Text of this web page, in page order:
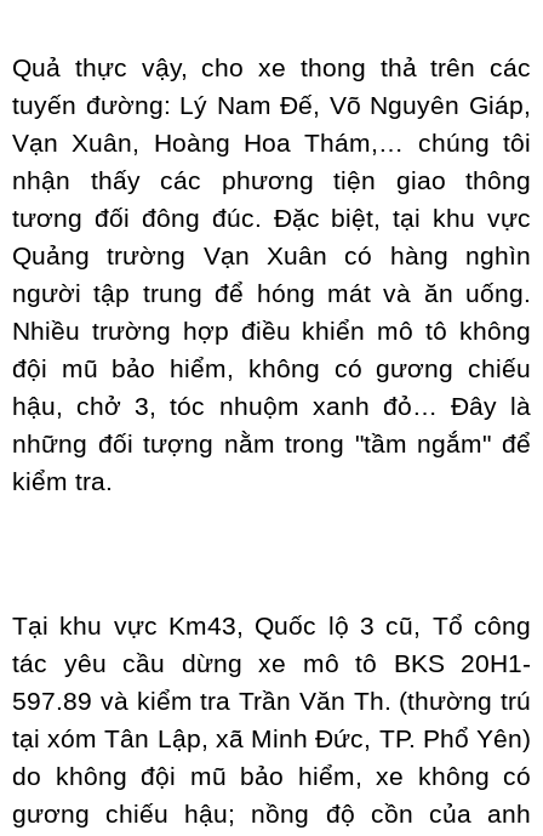
Quả thực vậy, cho xe thong thả trên các
tuyến đường: Lý Nam Đế, Võ Nguyên Giáp,
Vạn Xuân, Hoàng Hoa Thám,… chúng tôi
nhận thấy các phương tiện giao thông
tương đối đông đúc. Đặc biệt, tại khu vực
Quảng trường Vạn Xuân có hàng nghìn
người tập trung để hóng mát và ăn uống.
Nhiều trường hợp điều khiển mô tô không
đội mũ bảo hiểm, không có gương chiếu
hậu, chở 3, tóc nhuộm xanh đỏ… Đây là
những đối tượng nằm trong "tầm ngắm" để
kiểm tra.
Tại khu vực Km43, Quốc lộ 3 cũ, Tổ công
tác yêu cầu dừng xe mô tô BKS 20H1-
597.89 và kiểm tra Trần Văn Th. (thường trú
tại xóm Tân Lập, xã Minh Đức, TP. Phổ Yên)
do không đội mũ bảo hiểm, xe không có
gương chiếu hậu; nồng độ cồn của anh